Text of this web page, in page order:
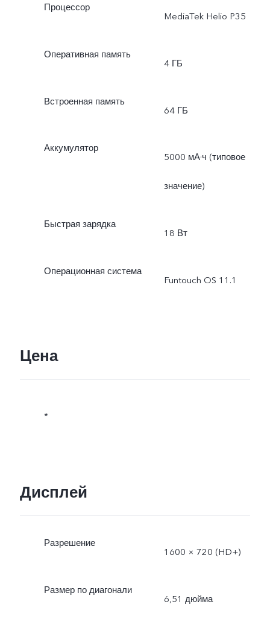
Процессор
MediaTek Helio P35
Оперативная память
4 ГБ
Встроенная память
64 ГБ
Аккумулятор
5000 мА·ч (типовое
значение)
Быстрая зарядка
18 Вт
Операционная система
Funtouch OS 11.1
Цена
*
Дисплей
Разрешение
1600 × 720 (HD+)
Размер по диагонали
6,51 дюйма